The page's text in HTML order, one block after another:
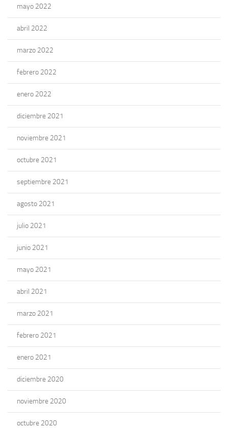
mayo 2022
abril 2022
marzo 2022
febrero 2022
enero 2022
diciembre 2021
noviembre 2021
octubre 2021
septiembre 2021
agosto 2021
julio 2021
junio 2021
mayo 2021
abril 2021
marzo 2021
febrero 2021
enero 2021
diciembre 2020
noviembre 2020
octubre 2020